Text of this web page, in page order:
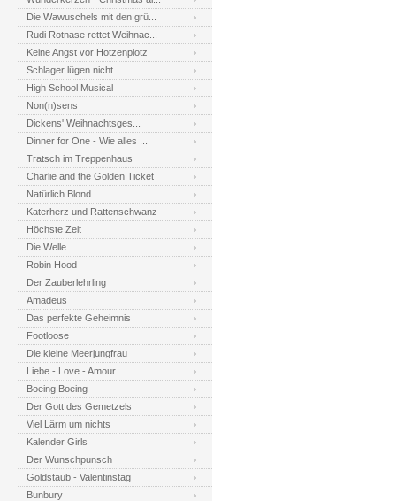
Die Wawuschels mit den grü...
Rudi Rotnase rettet Weihnac...
Keine Angst vor Hotzenplotz
Schlager lügen nicht
High School Musical
Non(n)sens
Dickens' Weihnachtsges...
Dinner for One - Wie alles ...
Tratsch im Treppenhaus
Charlie and the Golden Ticket
Natürlich Blond
Katerherz und Rattenschwanz
Höchste Zeit
Die Welle
Robin Hood
Der Zauberlehrling
Amadeus
Das perfekte Geheimnis
Footloose
Die kleine Meerjungfrau
Liebe - Love - Amour
Boeing Boeing
Der Gott des Gemetzels
Viel Lärm um nichts
Kalender Girls
Der Wunschpunsch
Goldstaub - Valentinstag
Bunbury